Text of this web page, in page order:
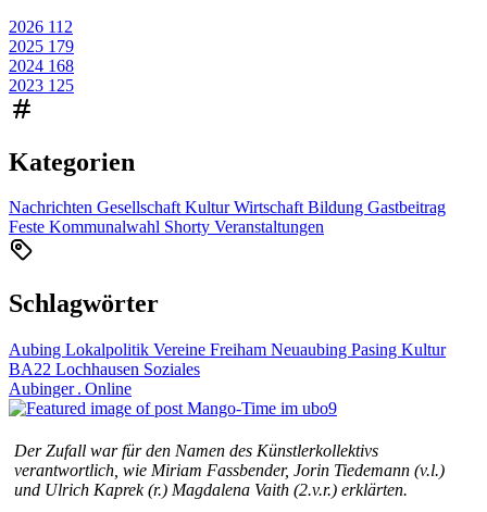
2026 112
2025 179
2024 168
2023 125
Kategorien
Nachrichten GesellschaftKulturWirtschaftBildung Gastbeitrag
Feste Kommunalwahl Shorty Veranstaltungen
Schlagwörter
Aubing Lokalpolitik Vereine Freiham Neuaubing Pasing Kultur
BA22 Lochhausen Soziales
Aubinger . Online
Der Zufall war für den Namen des Künstlerkollektivs
verantwortlich, wie Miriam Fassbender, Jorin Tiedemann (v.l.)
und Ulrich Kaprek (r.) Magdalena Vaith (2.v.r.) erklärten.